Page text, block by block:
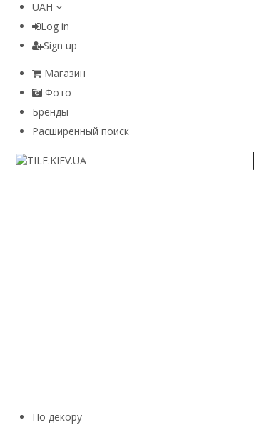
UAH
Log in
Sign up
Магазин
Фото
Бренды
Расширенный поиск
По декору